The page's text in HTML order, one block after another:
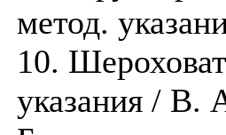
метод.
10.
указания /